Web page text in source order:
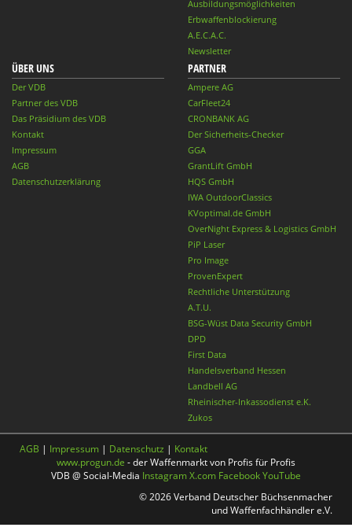
Ausbildungsmöglichkeiten
Erbwaffenblockierung
A.E.C.A.C.
Newsletter
ÜBER UNS
Der VDB
Partner des VDB
Das Präsidium des VDB
Kontakt
Impressum
AGB
Datenschutzerklärung
PARTNER
Ampere AG
CarFleet24
CRONBANK AG
Der Sicherheits-Checker
GGA
GrantLift GmbH
HQS GmbH
IWA OutdoorClassics
KVoptimal.de GmbH
OverNight Express & Logistics GmbH
PiP Laser
Pro Image
ProvenExpert
Rechtliche Unterstützung
A.T.U.
BSG-Wüst Data Security GmbH
DPD
First Data
Handelsverband Hessen
Landbell AG
Rheinischer-Inkassodienst e.K.
Zukos
AGB | Impressum | Datenschutz | Kontakt
www.progun.de - der Waffenmarkt von Profis für Profis
VDB @ Social-Media InstagramX.com FacebookYouTube
© 2026 Verband Deutscher Büchsenmacher
und Waffenfachhändler e.V.